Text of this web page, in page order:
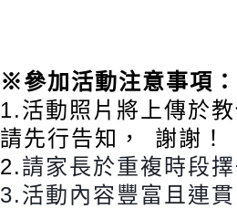
※參加活動注意事項：
1.活動照片將上傳於
請先行告知 ， 謝謝！
2.請家長於重複時段
3.活動內容豐富且連